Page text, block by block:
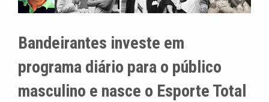
Bandeirantes investe em
programa diário para o público
masculino e nasce o Esporte Total